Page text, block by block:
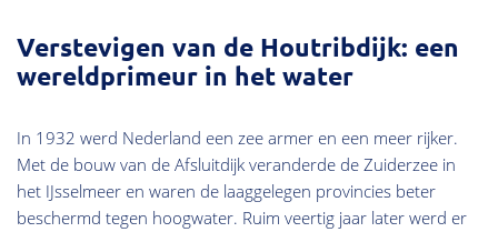
Verstevigen van de Houtribdijk: een
wereldprimeur in het water
In 1932 werd Nederland een zee armer en een meer rijker.
Met de bouw van de Afsluitdijk veranderde de Zuiderzee in
het IJsselmeer en waren de laaggelegen provincies beter
beschermd tegen hoogwater. Ruim veertig jaar later werd er